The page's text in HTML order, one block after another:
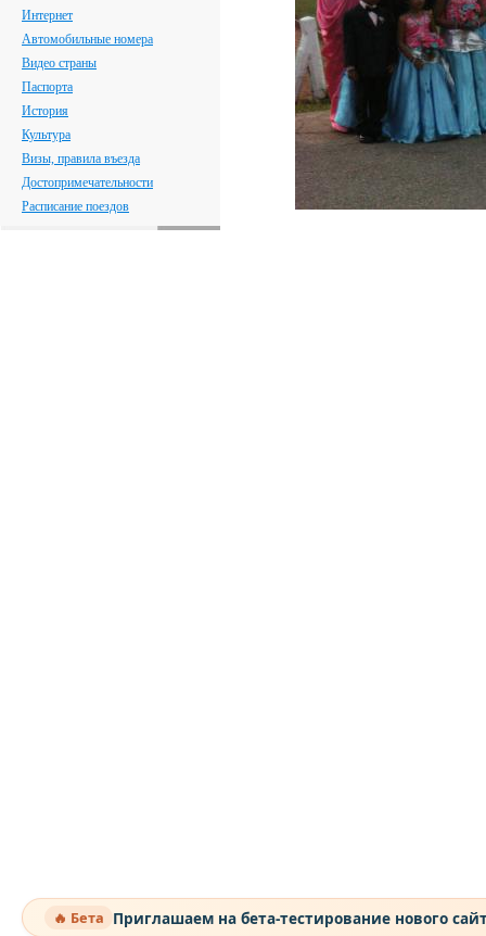
Интернет
Автомобильные номера
Видео страны
Паспорта
История
Культура
Визы, правила въезда
Достопримечательности
Расписание поездов
🔥 Бета Приглашаем на бета-тестирование нового